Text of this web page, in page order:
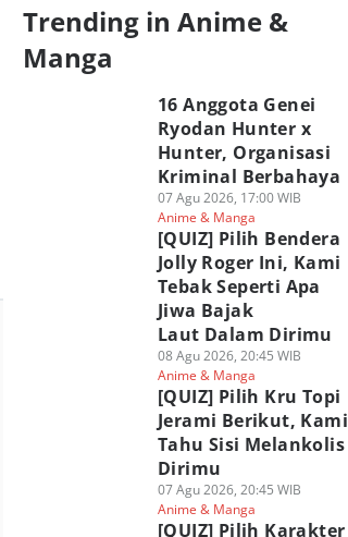
Trending in Anime &
Manga
16 Anggota Genei
Ryodan Hunter x
Hunter, Organisasi
Kriminal Berbahaya
07 Agu 2026, 17:00 WIB
Anime & Manga
[QUIZ] Pilih Bendera
Jolly Roger Ini, Kami
Tebak Seperti Apa
Jiwa Bajak
Laut Dalam Dirimu
08 Agu 2026, 20:45 WIB
Anime & Manga
[QUIZ] Pilih Kru Topi
Jerami Berikut, Kami
Tahu Sisi Melankolis
Dirimu
07 Agu 2026, 20:45 WIB
Anime & Manga
[QUIZ] Pilih Karakter